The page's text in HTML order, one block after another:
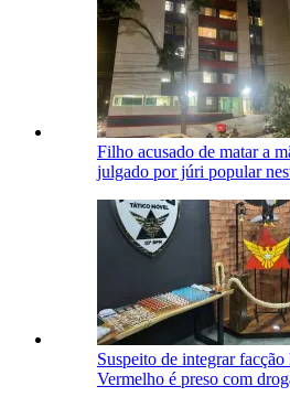
Filho acusado de matar a
julgado por júri popular
Suspeito de integrar
Vermelho é preso com